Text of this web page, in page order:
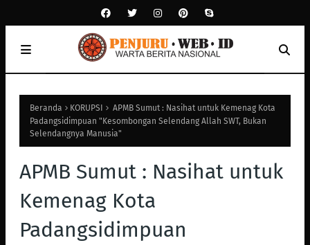
Beranda KORUPSI
APMB Sumut : Nasihat untuk Kemenag Kota
Padangsidimpuan "Kesombongan Selendang Allah SWT, Bukan
Selendangnya Manusia"
APMB Sumut : Nasihat untuk
Kemenag Kota
Padangsidimpuan